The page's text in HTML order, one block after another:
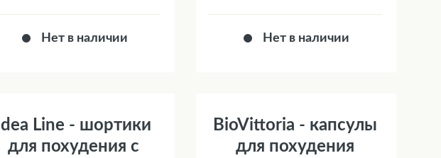
Нет в наличии Нет в наличии
Idea Line - шортики
для похудения с
BioVittoria - капсулы
для похудения